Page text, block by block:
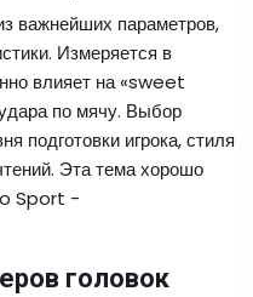
важнейших параметров,
Измеряется в
влияет на «sweet
по мячу. Выбор
подготовки игрока, стиля
Эта тема хорошо
Sport -
головок